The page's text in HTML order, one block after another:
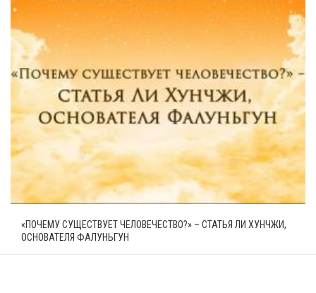
«ПОЧЕМУ СУЩЕСТВУЕТ ЧЕЛОВЕЧЕСТВО?» – СТАТЬЯ ЛИ ХУНЧЖИ,
ОСНОВАТЕЛЯ ФАЛУНЬГУН